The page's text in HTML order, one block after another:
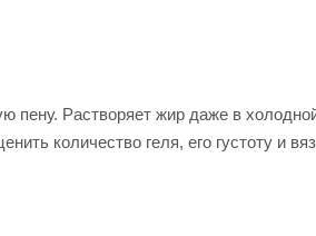
пену. Растворяет жир даже в
количество геля, его густоту и